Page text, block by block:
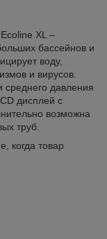
XL –
бассейнов и
воду,
и вирусов.
давления
дисплей с
возможна
труб.
когда товар